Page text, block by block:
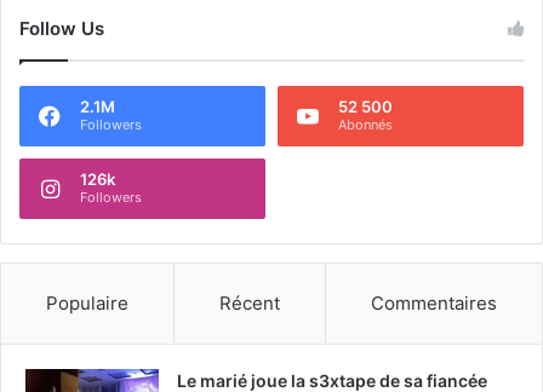
Follow Us
2.1M
Followers
52 500
Abonnés
126k
Followers
Populaire Récent Commentaires
Le marié joue la s3xtape de sa fiancée